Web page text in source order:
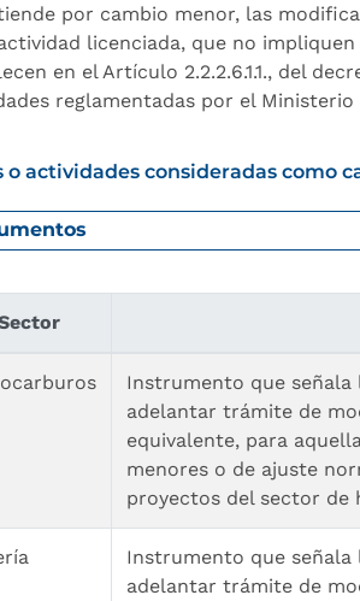
por cambio menor, las
licenciada, que no
en el Artículo 2.2.2.6.1.1., del
reglamentadas por el
o actividades consideradas como
Instrumento que señala
adelantar trámite de
equivalente, para
menores o de ajuste
proyectos del sector de
Instrumento que señala
adelantar trámite de